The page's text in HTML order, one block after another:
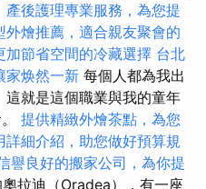
產後護理專業服務，為您提
外燴推薦，適合親友聚會的
加節省空間的冷藏選擇 台北
家焕然一新 每個人都為我出
就是這個職業與我的童年
提供精緻外燴茶點，為您
詳細介紹，助您做好預算規
譽良好的搬家公司，為你提
拉迪（Oradea），有一座